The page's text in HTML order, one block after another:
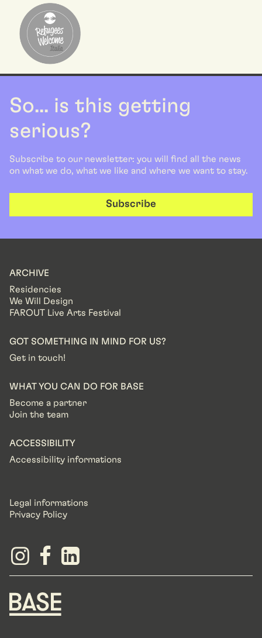
So... is this getting
serious?
Subscribe to our newsletter: you will find all the news
on what we do, what we like and where we want to stay.
Subscribe
ARCHIVE
Residencies
We Will Design
FAROUT Live Arts Festival
GOT SOMETHING IN MIND FOR US?
Get in touch!
WHAT YOU CAN DO FOR BASE
Become a partner
Join the team
ACCESSIBILITY
Accessibility informations
Legal informations
Privacy Policy